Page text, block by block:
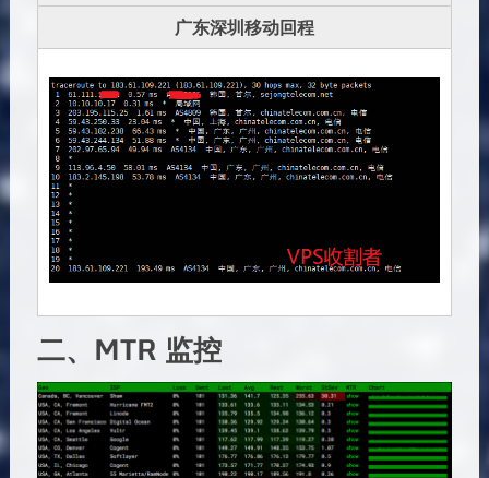
广东深圳移动回程
二、MTR 监控